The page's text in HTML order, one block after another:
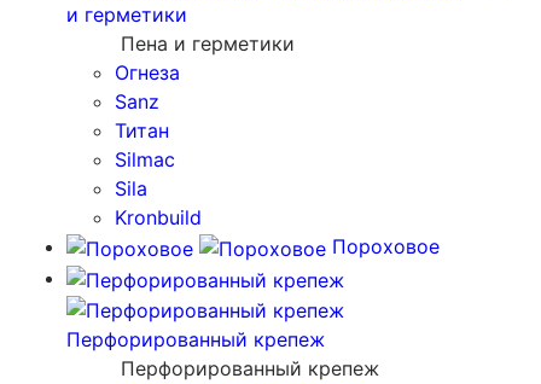
и герметики
Пена и герметики
Огнеза
Sanz
Титан
Silmac
Sila
Kronbuild
Пороховое
Перфорированный крепеж
Перфорированный крепеж